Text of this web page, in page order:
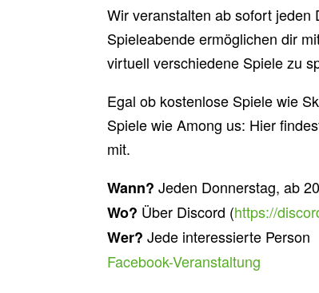
Wir veranstalten ab sofort jeden
Spieleabende ermöglichen dir
virtuell verschiedene Spiele zu
Egal ob kostenlose Spiele wie
Spiele wie Among us: Hier
mit.
Wann?Jeden Donnerstag, ab
Wo? Über Discord (https://
Wer? Jede interessierte Person
Facebook-Veranstaltung